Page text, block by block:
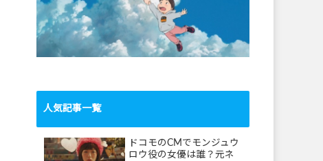
人気記事一覧
ドコモのCMでモンジュウ
ロウ役の女優は誰？元ネ